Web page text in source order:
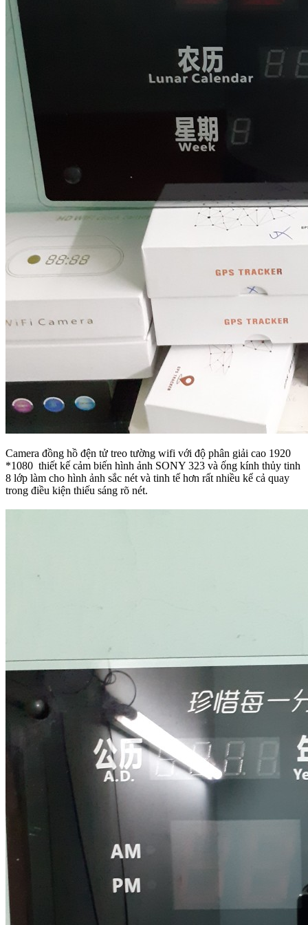
Camera đồng hồ đện tử treo tường wifi với độ phân giải cao 1920
*1080 thiết kế cảm biến hình ảnh SONY 323 và ống kính thủy tinh
8 lớp làm cho hình ảnh sắc nét và tinh tế hơn rất nhiều kể cả quay
trong điều kiện thiếu sáng rõ nét.